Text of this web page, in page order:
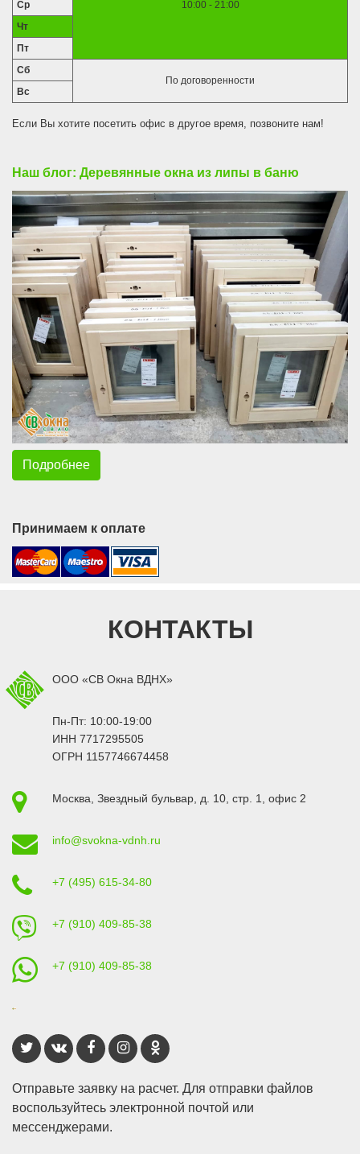
10:00 - 21:00
Ср
Чт
Пт
Сб
По договоренности
Вс
Если Вы хотите посетить офис в другое время, позвоните нам!
Наш блог: Деревянные окна из липы в баню
Подробнее
Принимаем к оплате
КОНТАКТЫ
ООО «СВ Окна ВДНХ»
Пн-Пт: 10:00-19:00
ИНН 7717295505
ОГРН 1157746674458
Москва Звездный бульвар, д. 10, стр. 1 , офис 2
info@svokna-vdnh.ru
+7 (495) 615-34-80
+7 (910) 409-85-38
+7 (910) 409-85-38
Отправьте заявку на расчет. Для отправки файлов
воспользуйтесь электронной почтой или
мессенджерами.